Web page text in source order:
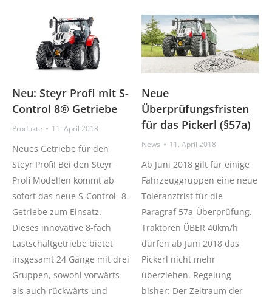
Neu: Steyr Profi­ mit S-
Control 8® Getriebe
Produkte 11. April 2018
Neues Getriebe für den
Steyr Profi! Bei den Steyr
Profi Modellen kommt ab
sofort das neue S-Control- 8-
Getriebe zum Einsatz.
Dieses innovative 8-fach
Lastschaltgetriebe bietet
insgesamt 24 Gänge mit drei
Gruppen, sowohl vorwärts
als auch rückwärts und
Neue
Überprüfungsfristen
für das Pickerl (§57a)
News 11. April 2018
Ab Juni 2018 gilt für einige
Fahrzeuggruppen eine neue
Toleranzfrist für die
Paragraf 57a-Überprüfung.
Traktoren ÜBER 40km/h
dürfen ab Juni 2018 das
Pickerl nicht mehr
überziehen. Regelung
bisher: Der Zeitraum der